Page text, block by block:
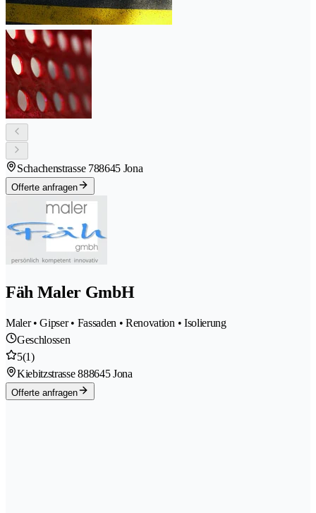
Schachenstrasse 788645 Jona
Offerte anfragen
Fäh Maler GmbH
Maler • Gipser • Fassaden • Renovation • Isolierung
Geschlossen
5(1)
Kiebitzstrasse 888645 Jona
Offerte anfragen